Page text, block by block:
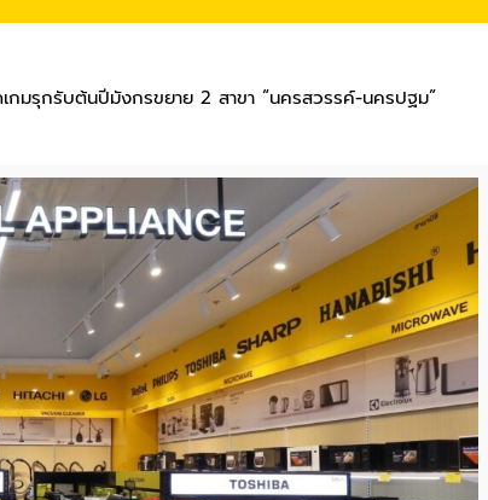
เกมรุกรับต้นปีมังกรขยาย 2 สาขา “นครสวรรค์-นครปฐม”